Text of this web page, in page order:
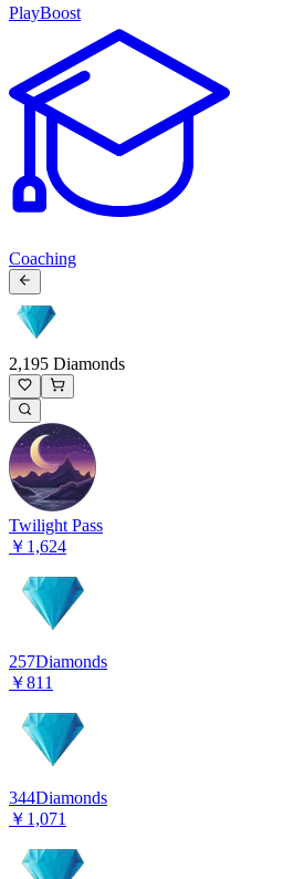
PlayBoost
Coaching
2,195 Diamonds
Twilight Pass
￥1,624
257Diamonds
￥811
344Diamonds
￥1,071